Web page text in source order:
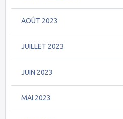
AOÛT 2023
JUILLET 2023
JUIN 2023
MAI 2023